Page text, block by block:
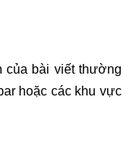
của bài viết thường
hoặc các khu vực